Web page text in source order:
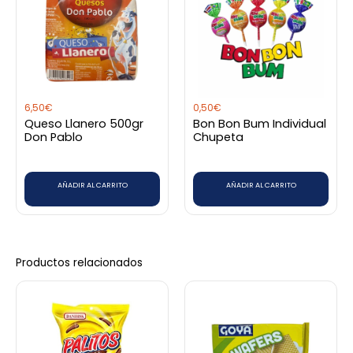
6,50€
Queso Llanero 500gr
Don Pablo
AÑADIR AL CARRITO
0,50€
Bon Bon Bum Individual
Chupeta
AÑADIR AL CARRITO
Productos relacionados